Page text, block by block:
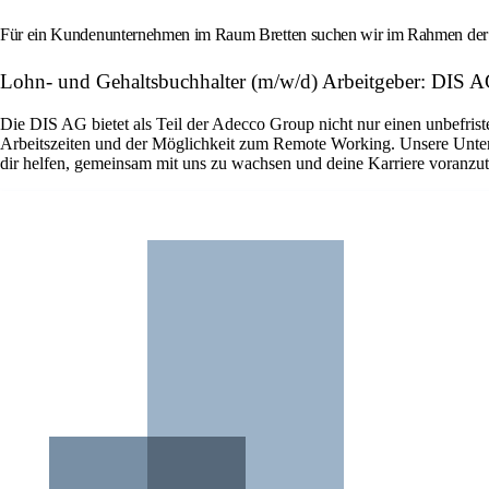
Für ein Kundenunternehmen im Raum Bretten suchen wir im Rahmen
Lohn- und Gehaltsbuchhalter (m/w/d) Arbeitgeber: DIS
Die DIS AG bietet als Teil der Adecco Group nicht nur einen
Arbeitszeiten und der Möglichkeit zum Remote Working. Unsere
dir helfen, gemeinsam mit uns zu wachsen und deine Karriere